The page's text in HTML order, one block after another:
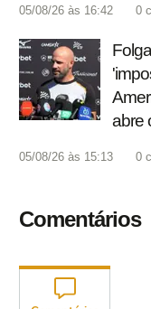
05/08/26 às 16:42 0
abre
05/08/26 às 15:13 0
Comentários